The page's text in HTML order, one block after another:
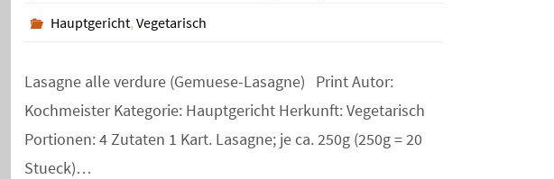
Hauptgericht, Vegetarisch
Lasagne alle verdure (Gemuese-Lasagne) Print Autor:
Kochmeister Kategorie: Hauptgericht Herkunft: Vegetarisch
Portionen: 4 Zutaten 1 Kart. Lasagne; je ca. 250g (250g = 20
Stueck)…